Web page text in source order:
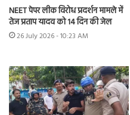
NEET पेपर लीक विरोध प्रदर्शन मामले में
तेज प्रताप यादव को 14 दिन की जेल
26 July 2026 - 10:23 AM